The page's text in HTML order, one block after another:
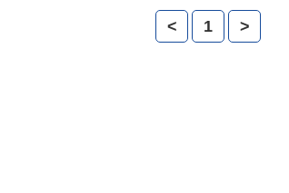
了全台僅存的古法煉樟廠，是什
< 1 >